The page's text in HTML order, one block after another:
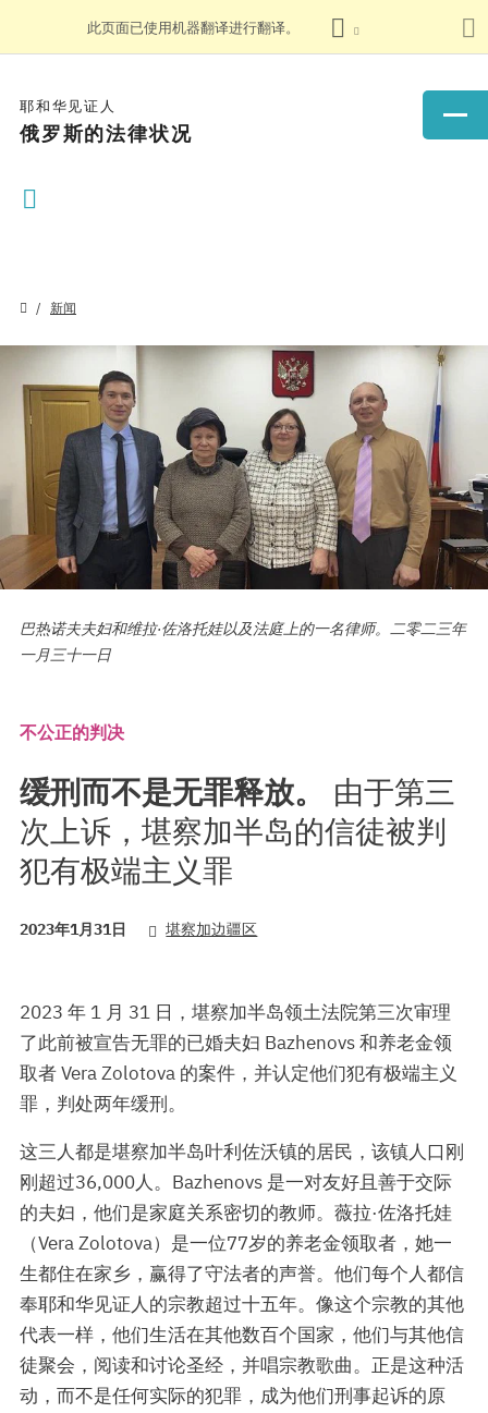
此页面已使用机器翻译进行翻译。
耶和华见证人
俄罗斯的法律状况
新闻
巴热诺夫夫妇和维拉·佐洛托娃以及法庭上的一名律师。二零二三年
一月三十一日
不公正的判决
缓刑而不是无罪释放。 由于第三
次上诉，堪察加半岛的信徒被判
犯有极端主义罪
2023年1月31日 堪察加边疆区
2023 年 1 月 31 日，堪察加半岛领土法院第三次审理
了此前被宣告无罪的已婚夫妇 Bazhenovs 和养老金领
取者 Vera Zolotova 的案件，并认定他们犯有极端主义
罪，判处两年缓刑。
这三人都是堪察加半岛叶利佐沃镇的居民，该镇人口刚
刚超过36,000人。Bazhenovs 是一对友好且善于交际
的夫妇，他们是家庭关系密切的教师。薇拉·佐洛托娃
（Vera Zolotova）是一位77岁的养老金领取者，她一
生都住在家乡，赢得了守法者的声誉。他们每个人都信
奉耶和华见证人的宗教超过十五年。像这个宗教的其他
代表一样，他们生活在其他数百个国家，他们与其他信
徒聚会，阅读和讨论圣经，并唱宗教歌曲。正是这种活
动，而不是任何实际的犯罪，成为他们刑事起诉的原